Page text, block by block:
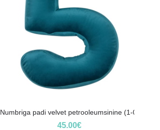
Numbriga padi velvet petrooleumsinine (1-0)
45.00€